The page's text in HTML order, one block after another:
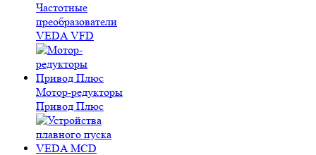
Частотные
преобразователи
VEDA VFD
Мотор-редукторы
Привод Плюс